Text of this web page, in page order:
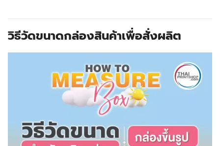
วิธีวัดขนาดกล่องสินค้าเพื่อสั่งผลิต